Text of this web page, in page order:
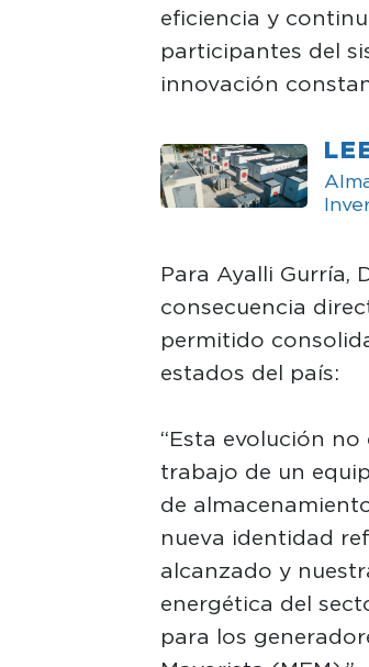
eficiencia y
participantes del
innovación
Para Ayalli Gurría,
consecuencia
permitido
estados del país:
“Esta evolución
trabajo de un
de
nueva identidad
alcanzado y
energética del
para los